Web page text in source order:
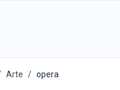
Arte opera